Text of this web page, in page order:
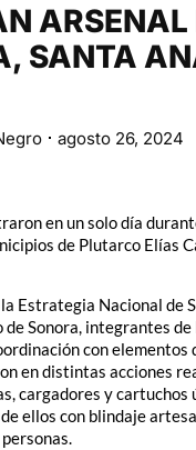
ARSENAL
SANTA
agosto 26, 2024
en un solo día
de Plutarco Elías
Estrategia Nacional de
de Sonora, integrantes
con elementos
en distintas acciones
cargadores y cartuchos
ellos con blindaje